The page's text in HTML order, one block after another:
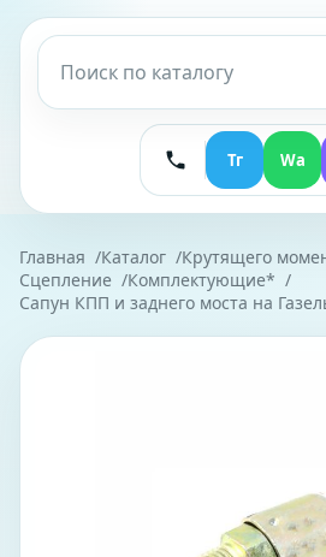
Тг Wa
Главная Каталог
Крутящего
Сцепление
Комплектующие*
Сапун КПП и заднего моста на